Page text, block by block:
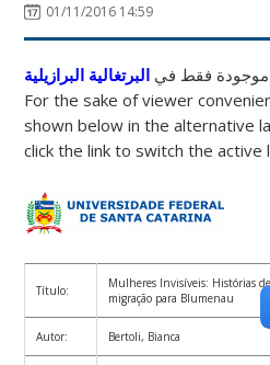
01/11/2016 14:59
موجودة فقط في البرتغالية البرازيلية
For the sake of viewer
shown below in the alternative
click the link to switch the active
Título:
Mulheres Invisíveis: Histórias
migração para Blumenau
Autor: Bertoli, Bianca